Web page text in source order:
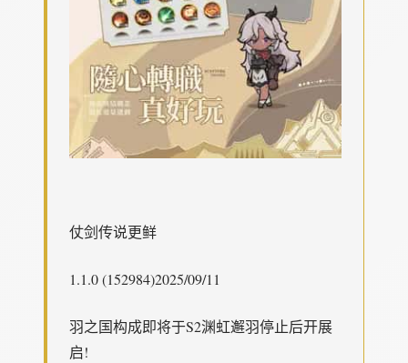
仗剑传说更鲜
1.1.0 (152984)2025/09/11
羽之国构成即将于S2渊虹邂羽停止后开展
启!